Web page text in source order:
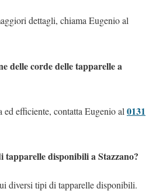
dettagli, chiama Eugenio al
delle corde delle tapparelle a
ed efficiente, contatta Eugenio al 0131
tapparelle disponibili a Stazzano?
diversi tipi di tapparelle disponibili.